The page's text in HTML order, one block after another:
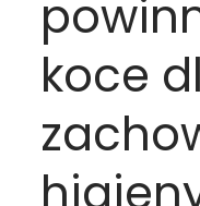
koce